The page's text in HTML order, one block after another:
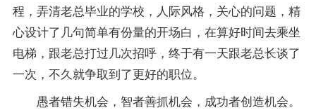
程，弄清老总毕业的学校，人际风格，关心的问题，精
心设计了几句简单有份量的开场白，在算好时间去乘坐
电梯，跟老总打过几次招呼，终于有一天跟老总长谈了
一次，不久就争取到了更好的职位。
愚者错失机会，智者善抓机会，成功者创造机会。